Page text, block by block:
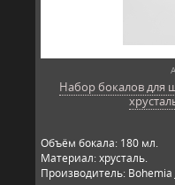
Набор бокалов для
Объём бокала: 180 мл.
Материал: хрусталь.
Производитель: Bohemia